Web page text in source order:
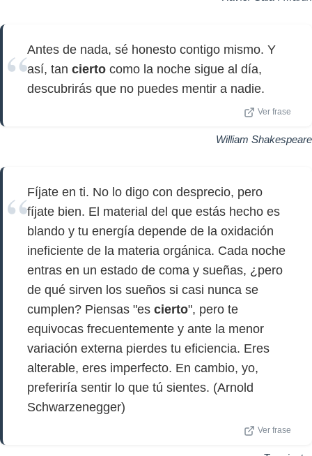
Antes de nada, sé honesto contigo mismo. Y
así, tan cierto como la noche sigue al día,
descubrirás que no puedes mentir a nadie.
Ver frase
William Shakespeare
Fíjate en ti. No lo digo con desprecio, pero
fíjate bien. El material del que estás hecho es
blando y tu energía depende de la oxidación
ineficiente de la materia orgánica. Cada noche
entras en un estado de coma y sueñas, ¿pero
de qué sirven los sueños si casi nunca se
cumplen? Piensas "es cierto", pero te
equivocas frecuentemente y ante la menor
variación externa pierdes tu eficiencia. Eres
alterable, eres imperfecto. En cambio, yo,
preferiría sentir lo que tú sientes. (Arnold
Schwarzenegger)
Ver frase